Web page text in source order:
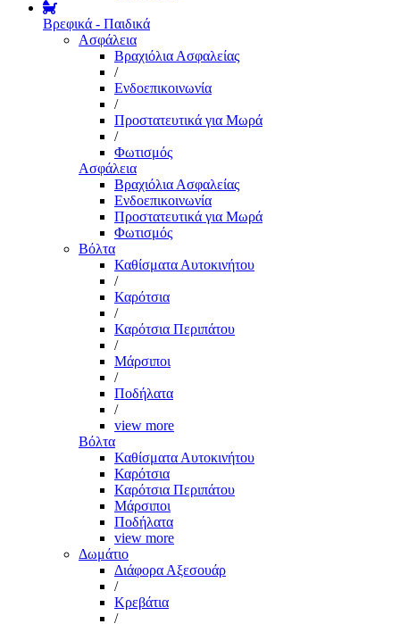
Βρεφικά - Παιδικά
Ασφάλεια
Βραχιόλια Ασφαλείας
/
Ενδοεπικοινωνία
/
Προστατευτικά για Μωρά
/
Φωτισμός
Ασφάλεια
Βραχιόλια Ασφαλείας
Ενδοεπικοινωνία
Προστατευτικά για Μωρά
Φωτισμός
Βόλτα
Καθίσματα Αυτοκινήτου
/
Καρότσια
/
Καρότσια Περιπάτου
/
Μάρσιποι
/
Ποδήλατα
/
view more
Βόλτα
Καθίσματα Αυτοκινήτου
Καρότσια
Καρότσια Περιπάτου
Μάρσιποι
Ποδήλατα
view more
Δωμάτιο
Διάφορα Αξεσουάρ
/
Κρεβάτια
/